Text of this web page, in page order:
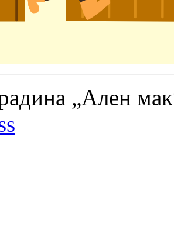
„Ален